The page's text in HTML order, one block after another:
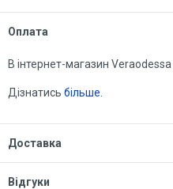
Оплата
В інтернет-магазин
Дізнатись більше.
Доставка
Відгуки